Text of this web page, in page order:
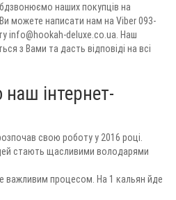
наших покупців на
можете написати нам на Viber 093-
info@hookah-deluxe.co.ua. Наш
з Вами та дасть відповіді на всі
наш інтернет-
свою роботу у 2016 році.
стають щасливими володарями
важливим процесом. На 1 кальян йде